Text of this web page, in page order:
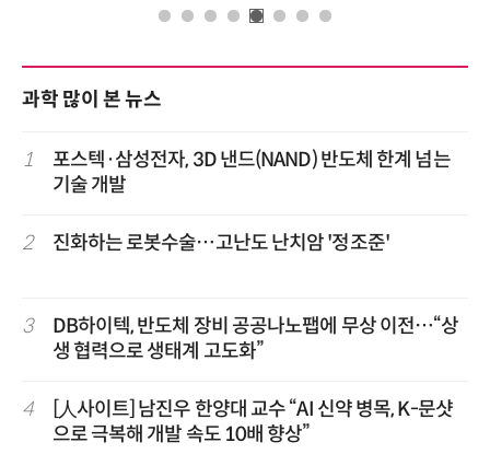
과학 많이 본 뉴스
1
포스텍·삼성전자, 3D 낸드(NAND) 반도체 한계 넘는
기술 개발
2 진화하는 로봇수술…고난도 난치암 '정조준'
3
DB하이텍, 반도체 장비 공공나노팹에 무상 이전…“상
생 협력으로 생태계 고도화”
4
[人사이트] 남진우 한양대 교수 “AI 신약 병목, K-문샷
으로 극복해 개발 속도 10배 향상”